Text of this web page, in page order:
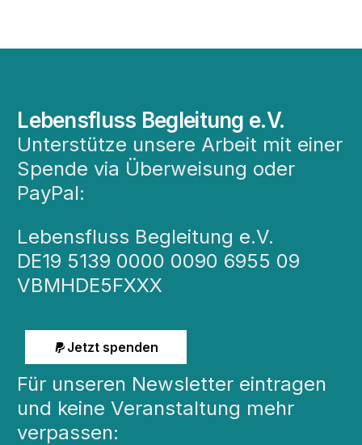
Lebensfluss Begleitung e.V.
Unterstütze unsere Arbeit mit einer
Spende via Überweisung oder
PayPal:
Lebensfluss Begleitung e.V.
DE19 5139 0000 0090 6955 09
VBMHDE5FXXX
Jetzt spenden
Für unseren Newsletter eintragen
und keine Veranstaltung mehr
verpassen: